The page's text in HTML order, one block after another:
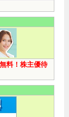
料！株主優待